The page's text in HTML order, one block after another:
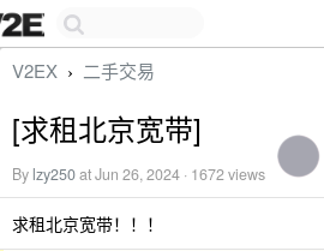
V2EX › 二手交易
[求租北京宽带]
By lzy250at Jun 26, 2024 · 1672 views
求租北京宽带！！！